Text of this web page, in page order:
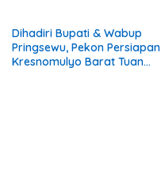
Dihadiri Bupati & Wabup
Pringsewu, Pekon Persiapan
Kresnomulyo Barat Tuan